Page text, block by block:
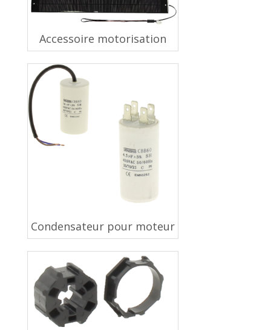
Accessoire motorisation
Condensateur pour moteur